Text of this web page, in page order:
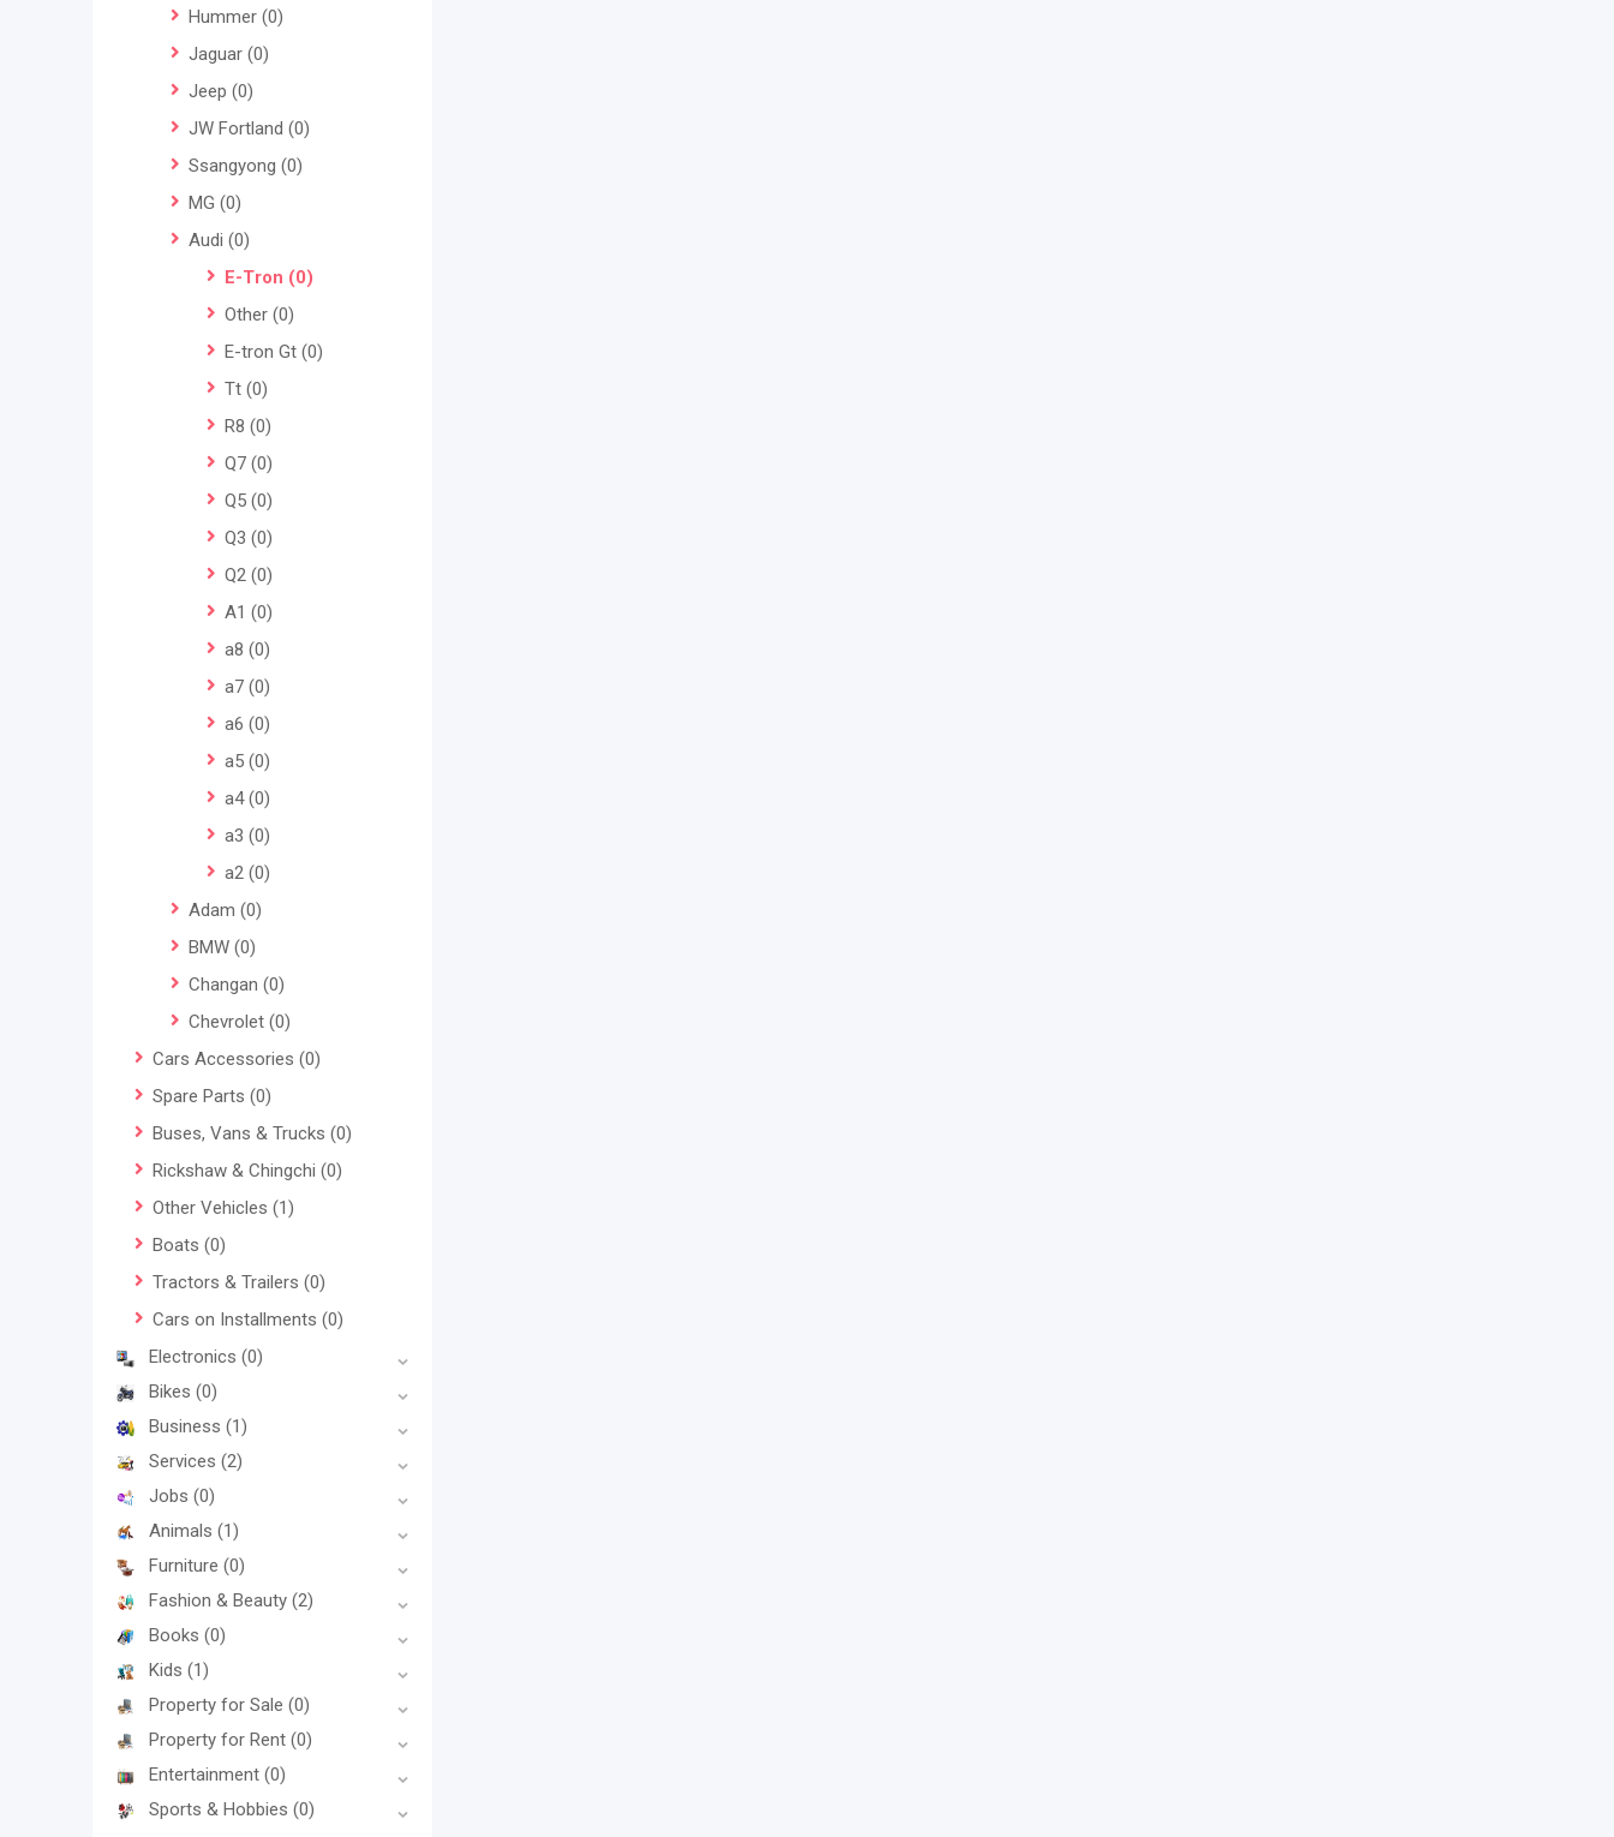
Hummer (0)
Jaguar (0)
Jeep (0)
JW Fortland (0)
Ssangyong (0)
MG (0)
Audi (0)
E-Tron (0)
Other (0)
E-tron Gt (0)
Tt (0)
R8 (0)
Q7 (0)
Q5 (0)
Q3 (0)
Q2 (0)
A1 (0)
a8 (0)
a7 (0)
a6 (0)
a5 (0)
a4(0)
a3 (0)
a2 (0)
Adam (0)
BMW (0)
Changan (0)
Chevrolet (0)
Cars Accessories (0)
Spare Parts (0)
Buses, Vans & Trucks (0)
Rickshaw & Chingchi (0)
Other Vehicles (1)
Boats (0)
Tractors & Trailers (0)
Cars on Installments (0)
Electronics (0)
Bikes (0)
Business (1)
Services (2)
Jobs (0)
Animals (1)
Furniture (0)
Fashion & Beauty (2)
Books (0)
Kids (1)
Property for Sale (0)
Property for Rent (0)
Entertainment (0)
Sports & Hobbies (0)